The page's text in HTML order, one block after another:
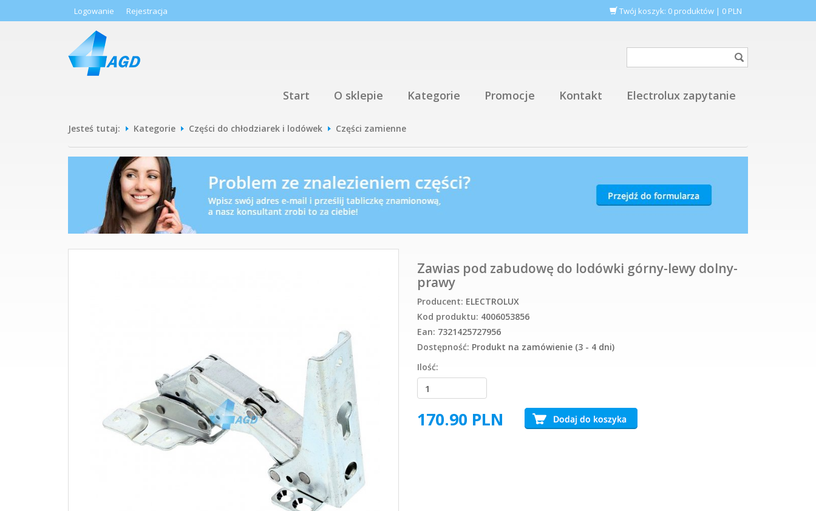
Logowanie Rejestracja Twój koszyk: 0 produktów | 0 PLN
Start O sklepie Kategorie Promocje Kontakt Electrolux zapytanie
Jesteś tutaj: Kategorie Części do chłodziarek i lodówek Części zamienne
Zawias pod zabudowę do lodówki górny-lewy dolny-
prawy
Producent: ELECTROLUX
Kod produktu: 4006053856
Ean: 7321425727956
Dostępność: Produkt na zamówienie (3 - 4 dni)
Ilość:
170.90 PLN